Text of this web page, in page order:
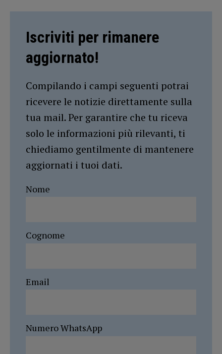
Iscriviti per rimanere
aggiornato!
Compilando i campi seguenti potrai
ricevere le notizie direttamente sulla
tua mail. Per garantire che tu riceva
solo le informazioni più rilevanti, ti
chiediamo gentilmente di mantenere
aggiornati i tuoi dati.
Nome
Cognome
Email
Numero WhatsApp